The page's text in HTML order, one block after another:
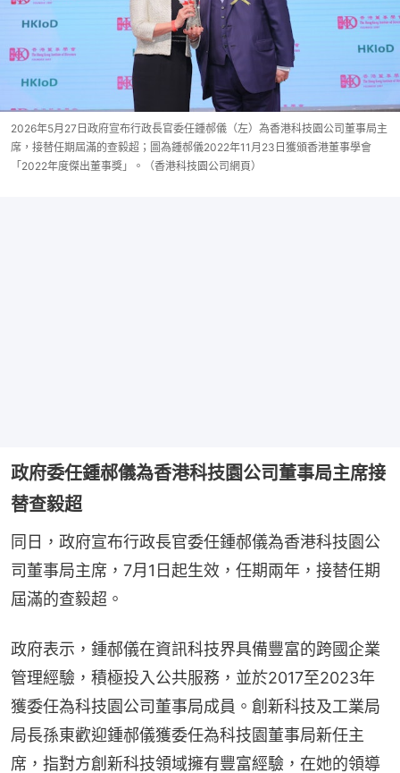
2026年5月27日政府宣布行政長官委任鍾郝儀（左）為香港科技園公司董事局主
席，接替任期屆滿的查毅超；圖為鍾郝儀2022年11月23日獲頒香港董事學會
「2022年度傑出董事獎」。（香港科技園公司網頁）
政府委任鍾郝儀為香港科技園公司董事局主席接
替查毅超
同日，政府宣布行政長官委任鍾郝儀為香港科技園公
司董事局主席，7月1日起生效，任期兩年，接替任期
屆滿的查毅超。
政府表示，鍾郝儀在資訊科技界具備豐富的跨國企業
管理經驗，積極投入公共服務，並於2017至2023年
獲委任為科技園公司董事局成員。創新科技及工業局
局長孫東歡迎鍾郝儀獲委任為科技園董事局新任主
席，指對方創新科技領域擁有豐富經驗，在她的領導